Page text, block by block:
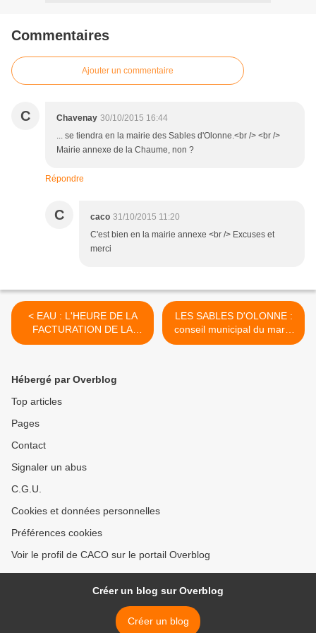
Commentaires
Ajouter un commentaire
C Chavenay 30/10/2015 16:44
... se tiendra en la mairie des Sables d'Olonne.<br /> <br />
Mairie annexe de la Chaume, non ?
Répondre
C caco 31/10/2015 11:20
C'est bien en la mairie annexe <br /> Excuses et
merci
< EAU : L'HEURE DE LA
FACTURATION DE LA
CONSOMMATION
LES SABLES D'OLONNE :
conseil municipal du mardi
3 novembre 2015 >
Hébergé par Overblog
Top articles
Pages
Contact
Signaler un abus
C.G.U.
Cookies et données personnelles
Préférences cookies
Voir le profil de CACO sur le portail Overblog
Créer un blog sur Overblog
Créer un blog